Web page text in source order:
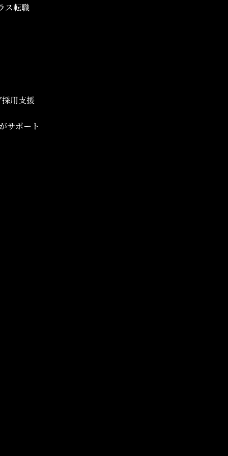
ス転職
用支援
サポート